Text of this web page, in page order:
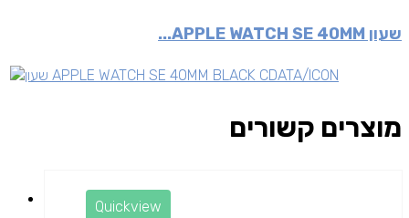
שעון APPLE WATCH SE 40MM...
מוצרים קשורים
Quickview